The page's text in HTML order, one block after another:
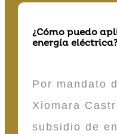
¿Cómo puedo
energía eléctrica?
Por mandato
Xiomara
subsidio de